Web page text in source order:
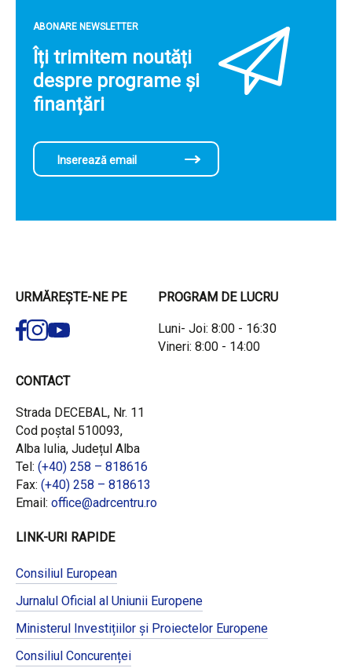
ABONARE NEWSLETTER
Îți trimitem noutăți
despre programe și
finanțări
URMĂREȘTE-NE PE PROGRAM DE LUCRU
Luni- Joi: 8:00 - 16:30
Vineri: 8:00 - 14:00
CONTACT
Strada DECEBAL, Nr. 11
Cod poștal 510093,
Alba Iulia, Județul Alba
Tel: (+40) 258 – 818616
Fax: (+40) 258 – 818613
Email: office@adrcentru.ro
LINK-URI RAPIDE
Consiliul European
Jurnalul Oficial al Uniunii Europene
Ministerul Investițiilor și Proiectelor Europene
Consiliul Concurenței